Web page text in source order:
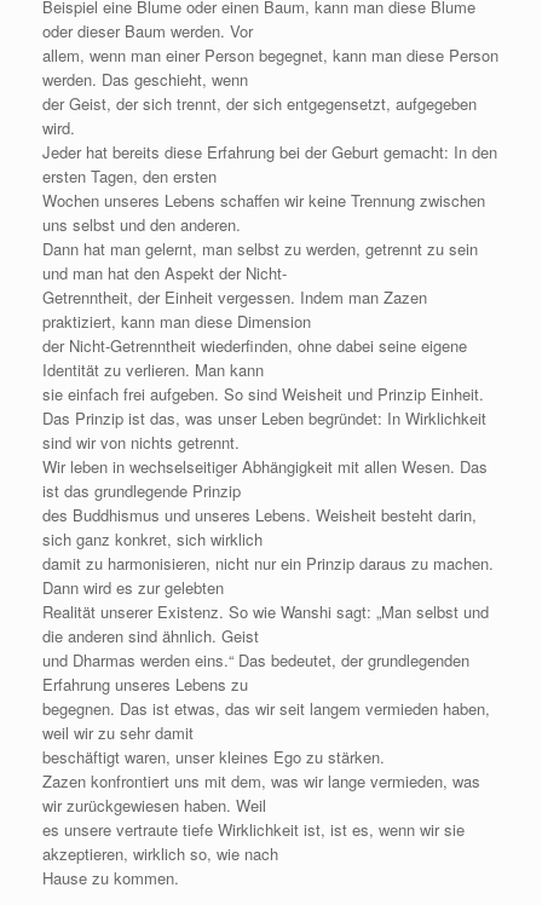
Beispiel eine Blume oder einen Baum, kann man diese Blume
oder dieser Baum werden. Vor
allem, wenn man einer Person begegnet, kann man diese Person
werden. Das geschieht, wenn
der Geist, der sich trennt, der sich entgegensetzt, aufgegeben
wird.
Jeder hat bereits diese Erfahrung bei der Geburt gemacht: In den
ersten Tagen, den ersten
Wochen unseres Lebens schaffen wir keine Trennung zwischen
uns selbst und den anderen.
Dann hat man gelernt, man selbst zu werden, getrennt zu sein
und man hat den Aspekt der Nicht-
Getrenntheit, der Einheit vergessen. Indem man Zazen
praktiziert, kann man diese Dimension
der Nicht-Getrenntheit wiederfinden, ohne dabei seine eigene
Identität zu verlieren. Man kann
sie einfach frei aufgeben. So sind Weisheit und Prinzip Einheit.
Das Prinzip ist das, was unser Leben begründet: In Wirklichkeit
sind wir von nichts getrennt.
Wir leben in wechselseitiger Abhängigkeit mit allen Wesen. Das
ist das grundlegende Prinzip
des Buddhismus und unseres Lebens. Weisheit besteht darin,
sich ganz konkret, sich wirklich
damit zu harmonisieren, nicht nur ein Prinzip daraus zu machen.
Dann wird es zur gelebten
Realität unserer Existenz. So wie Wanshi sagt: „Man selbst und
die anderen sind ähnlich. Geist
und Dharmas werden eins.“ Das bedeutet, der grundlegenden
Erfahrung unseres Lebens zu
begegnen. Das ist etwas, das wir seit langem vermieden haben,
weil wir zu sehr damit
beschäftigt waren, unser kleines Ego zu stärken.
Zazen konfrontiert uns mit dem, was wir lange vermieden, was
wir zurückgewiesen haben. Weil
es unsere vertraute tiefe Wirklichkeit ist, ist es, wenn wir sie
akzeptieren, wirklich so, wie nach
Hause zu kommen.